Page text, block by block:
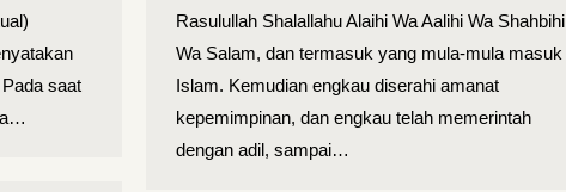
saat
Rasulullah Shalallahu Alaihi Wa Aalihi Wa Shahbihi
Wa Salam, dan termasuk yang mula-mula masuk
Islam. Kemudian engkau diserahi amanat
kepemimpinan, dan engkau telah memerintah
dengan adil, sampai…